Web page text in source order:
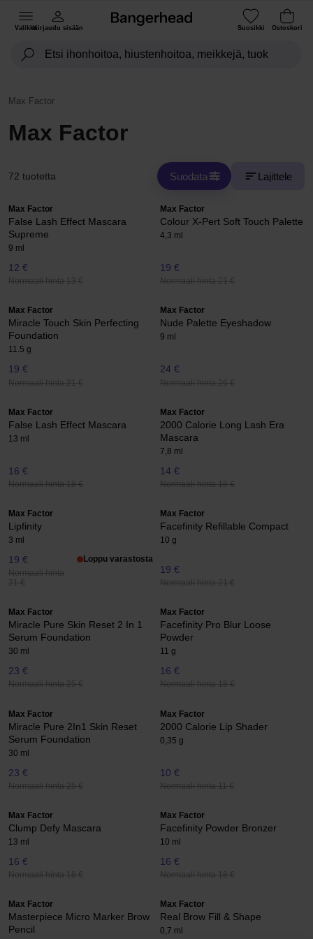
ValikkoKirjaudu sisään Suosikki Ostoskori
Max Factor
Max Factor
72 tuotetta Suodata Lajittele
Max Factor
False Lash Effect Mascara
Supreme
9 ml
12 €
Normaali hinta 13 €
Max Factor
Colour X-Pert Soft Touch Palette
4,3 ml
19 €
Normaali hinta 21 €
Max Factor
Miracle Touch Skin Perfecting
Foundation
11.5 g
19 €
Normaali hinta 21 €
Max Factor
Nude Palette Eyeshadow
9 ml
24 €
Normaali hinta 26 €
Max Factor
False Lash Effect Mascara
13 ml
16 €
Normaali hinta 18 €
Max Factor
2000 Calorie Long Lash Era
Mascara
7,8 ml
14 €
Normaali hinta 16 €
Max Factor
Lipfinity
3 ml
19 €
Normaali hinta
21 €
Loppu varastosta
Max Factor
Facefinity Refillable Compact
10 g
19 €
Normaali hinta 21 €
Max Factor
Miracle Pure Skin Reset 2 In 1
Serum Foundation
30 ml
23 €
Normaali hinta 25 €
Max Factor
Facefinity Pro Blur Loose
Powder
11 g
16 €
Normaali hinta 18 €
Max Factor
Miracle Pure 2In1 Skin Reset
Serum Foundation
30 ml
23 €
Normaali hinta 25 €
Max Factor
2000 Calorie Lip Shader
0,35 g
10 €
Normaali hinta 11 €
Max Factor
Clump Defy Mascara
13 ml
16 €
Normaali hinta 18 €
Max Factor
Facefinity Powder Bronzer
10 ml
16 €
Normaali hinta 18 €
Max Factor
Masterpiece Micro Marker Brow
Pencil
Max Factor
Real Brow Fill & Shape
0,7 ml